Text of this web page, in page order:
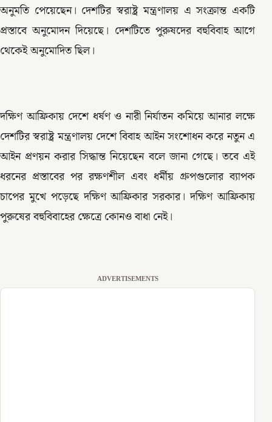
অনুমতি পেয়েছেন। দেশটির স্বরাষ্ট্র মন্ত্রণালয় এ সংক্রান্ত একটি
প্রস্তাবে অনুমোদন দিয়েছে। দেশটিতে পুরুষদের বহুবিবাহ আগে
থেকেই অনুমোদিত ছিল।
দক্ষিণ আফ্রিকায় দেশে ধর্ষণ ও নারী নির্যাতন কমিয়ে আনার লক্ষে
দেশটির স্বরাষ্ট্র মন্ত্রণালয় দেশে বিবাহ আইন সংশোধন করে নতুন এ
আইন প্রণয়ন করার সিদ্ধান্ত নিয়েছেন বলে জানা গেছে। তবে এই
ধরনের প্রস্তাবের পর রক্ষণশীল এবং ধর্মীয় গ্রুপগুলোর ব্যাপক
চাপের মুখে পড়েছে দক্ষিণ আফ্রিকার সরকার। দক্ষিণ আফ্রিকায়
পুরুষের বহুবিবাহের ক্ষেত্রে কোনও বাধা নেই।
ADVERTISEMENTS